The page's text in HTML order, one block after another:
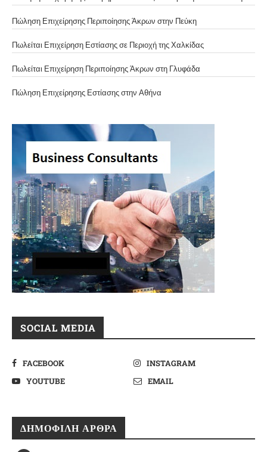
Πώληση Επιχείρησης Περιποίησης Άκρων στην Πεύκη
Πωλείται Επιχείρηση Εστίασης σε Περιοχή της Χαλκίδας
Πωλείται Επιχείρηση Περιποίησης Άκρων στη Γλυφάδα
Πώληση Επιχείρησης Εστίασης στην Αθήνα
SOCIAL MEDIA
FACEBOOK
INSTAGRAM
YOUTUBE
EMAIL
ΔΗΜΟΦΙΛΉ ΆΡΘΡΑ